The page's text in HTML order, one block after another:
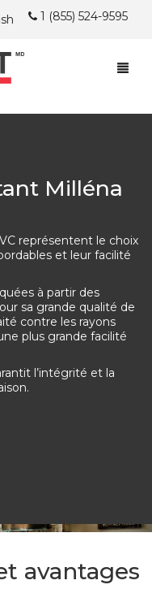
1 (855) 524-9595
PERSONNELS
Milléna
représentent le choix
et leur facilité
à partir des
sa grande qualité de
contre les rayons
plus grande facilité
l’intégrité et la
avantages